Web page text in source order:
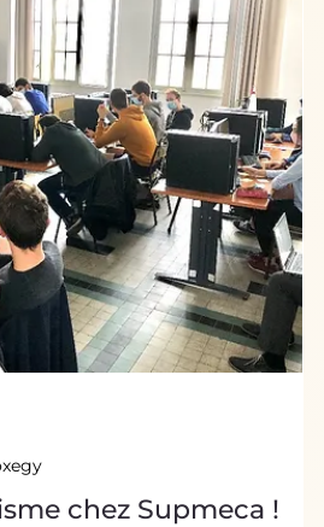
et le biomimétisme
de l'École des Ponts et
passera-t-il par le
la vision de Bioxegy, partagée avec
de l' École des Ponts
allés à leur rencontre, pour
biomimétisme dans le secteur de
L'occasion d'identifier et
les perspectives techniques
et d'en qualifier les domaines